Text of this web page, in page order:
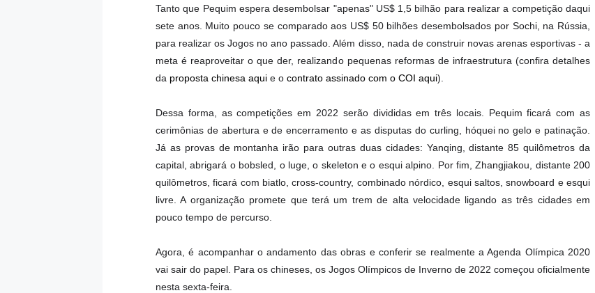
Tanto que Pequim espera desembolsar "apenas" US$ 1,5 bilhão para realizar a competição daqui
sete anos. Muito pouco se comparado aos US$ 50 bilhões desembolsados por Sochi, na Rússia,
para realizar os Jogos no ano passado. Além disso, nada de construir novas arenas esportivas - a
meta é reaproveitar o que der, realizando pequenas reformas de infraestrutura (confira detalhes
da proposta chinesa aqui e o contrato assinado com o COI aqui).
Dessa forma, as competições em 2022 serão divididas em três locais. Pequim ficará com as
cerimônias de abertura e de encerramento e as disputas do curling, hóquei no gelo e patinação.
Já as provas de montanha irão para outras duas cidades: Yanqing, distante 85 quilômetros da
capital, abrigará o bobsled, o luge, o skeleton e o esqui alpino. Por fim, Zhangjiakou, distante 200
quilômetros, ficará com biatlo, cross-country, combinado nórdico, esqui saltos, snowboard e esqui
livre. A organização promete que terá um trem de alta velocidade ligando as três cidades em
pouco tempo de percurso.
Agora, é acompanhar o andamento das obras e conferir se realmente a Agenda Olímpica 2020
vai sair do papel. Para os chineses, os Jogos Olímpicos de Inverno de 2022 começou oficialmente
nesta sexta-feira.